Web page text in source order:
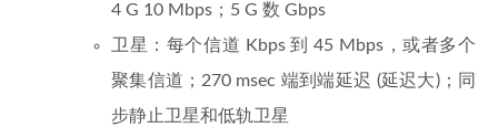
4 G 10 Mbps；5 G 数 Gbps
卫星：每个信道 Kbps 到 45 Mbps，或者多个
聚集信道；270 msec 端到端延迟 (延迟大)；同
步静止卫星和低轨卫星